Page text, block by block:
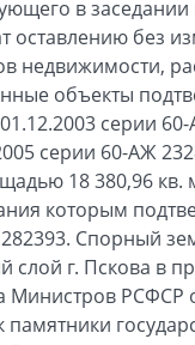
в
оставлению без
недвижимости,
объекты
серии
серии 60-АЖ
18 380,96
которым
Спорный
слой г. Пскова в
Министров РСФСР